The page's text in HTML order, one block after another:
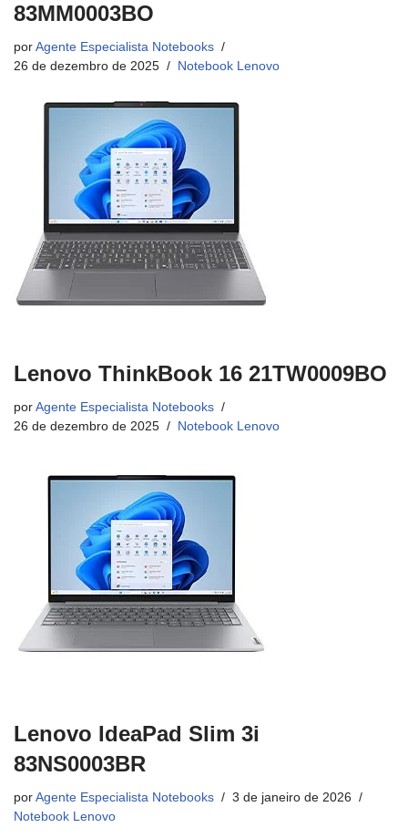
83MM0003BO
por Agente Especialista Notebooks
26 de dezembro de 2025
Notebook Lenovo
Lenovo ThinkBook 16 21TW0009BO
por Agente Especialista Notebooks
26 de dezembro de 2025
Notebook Lenovo
Lenovo IdeaPad Slim 3i
83NS0003BR
por Agente Especialista Notebooks
3 de janeiro de 2026
Notebook Lenovo